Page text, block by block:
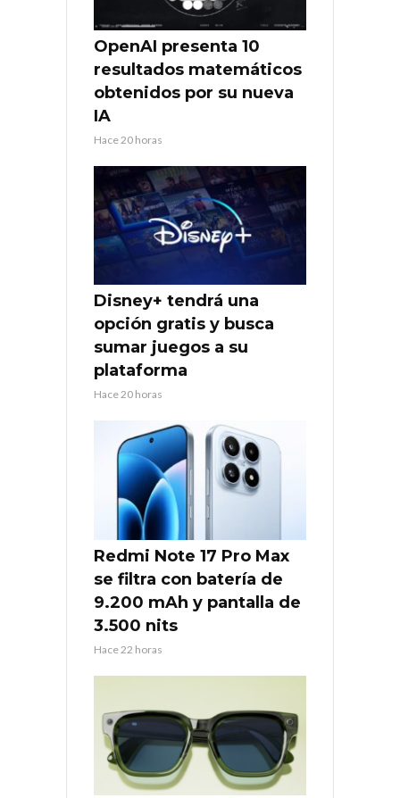
OpenAI presenta 10
resultados matemáticos
obtenidos por su nueva
IA
Hace 20 horas
Disney+ tendrá una
opción gratis y busca
sumar juegos a su
plataforma
Hace 20 horas
Redmi Note 17 Pro Max
se filtra con batería de
9.200 mAh y pantalla de
3.500 nits
Hace 22 horas